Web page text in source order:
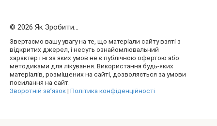
© 2026 Як Зробити...
Звертаємо вашу увагу на те, що матеріали сайту взяті з
відкритих джерел, і несуть ознайомлювальний
характер і ні за яких умов не є публічною офертою або
методиками для лікування. Використання будь-яких
матеріалів, розміщених на сайті, дозволяється за умови
посилання на сайт.
Зворотній зв’язок| Політика конфіденційності